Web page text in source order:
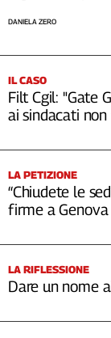
DANIELA ZERO
IL CASO
Filt Cgil: "Gate
ai sindacati
LA PETIZIONE
“Chiudete le
firme a Genova
LA RIFLESSIONE
Dare un nome